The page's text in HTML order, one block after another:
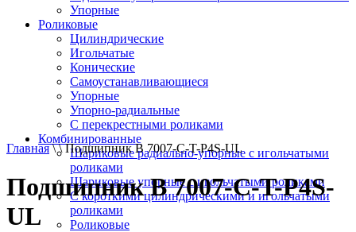
Упорные
Роликовые
Цилиндрические
Игольчатые
Конические
Самоустанавливающиеся
Упорные
Упорно-радиальные
C перекрестными роликами
Комбинированные
Шариковые радиально-упорные с игольчатыми
роликами
Шариковые упорные с игольчатыми роликами
С короткими цилиндрическими и игольчатыми
роликами
Роликовые
Главная\ \ Подшипник B 7007-С-T-P4S-UL
Подшипник B 7007-С-T-P4S-
UL